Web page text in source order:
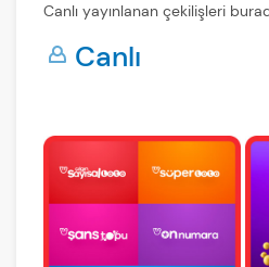
Canlı yayınlanan çekilişleri
Canlı